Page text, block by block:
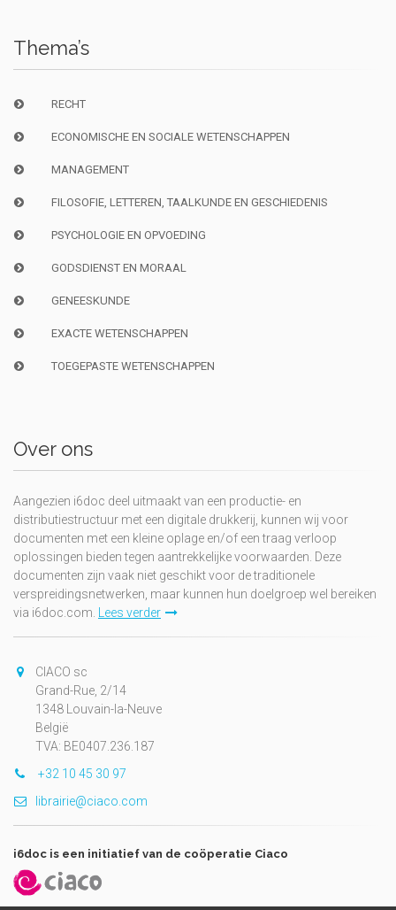
Thema’s
RECHT
ECONOMISCHE EN SOCIALE WETENSCHAPPEN
MANAGEMENT
FILOSOFIE, LETTEREN, TAALKUNDE EN GESCHIEDENIS
PSYCHOLOGIE EN OPVOEDING
GODSDIENST EN MORAAL
GENEESKUNDE
EXACTE WETENSCHAPPEN
TOEGEPASTE WETENSCHAPPEN
Over ons
Aangezien i6doc deel uitmaakt van een productie- en
distributiestructuur met een digitale drukkerij, kunnen wij voor
documenten met een kleine oplage en/of een traag verloop
oplossingen bieden tegen aantrekkelijke voorwaarden. Deze
documenten zijn vaak niet geschikt voor de traditionele
verspreidingsnetwerken, maar kunnen hun doelgroep wel bereiken
via i6doc.com. Lees verder
CIACO sc
Grand-Rue, 2/14
1348 Louvain-la-Neuve
België
TVA: BE0407.236.187
+32 10 45 30 97
librairie@ciaco.com
i6doc is een initiatief van de coöperatie Ciaco